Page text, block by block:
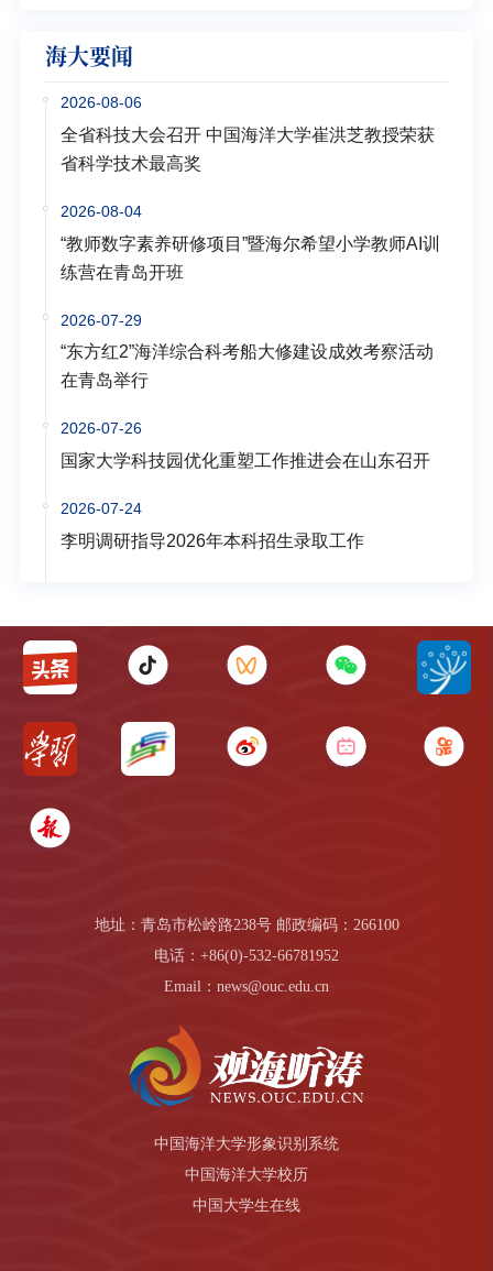
海大要闻
2026-08-06
全省科技大会召开 中国海洋大学崔洪芝教授荣获
省科学技术最高奖
2026-08-04
“教师数字素养研修项目”暨海尔希望小学教师AI训
练营在青岛开班
2026-07-29
“东方红2”海洋综合科考船大修建设成效考察活动
在青岛举行
2026-07-26
国家大学科技园优化重塑工作推进会在山东召开
2026-07-24
李明调研指导2026年本科招生录取工作
地址：青岛市松岭路238号 邮政编码：266100
电话：+86(0)-532-66781952
Email：news@ouc.edu.cn
中国海洋大学形象识别系统
中国海洋大学校历
中国大学生在线